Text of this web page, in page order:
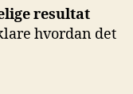
resultat
hvordan det